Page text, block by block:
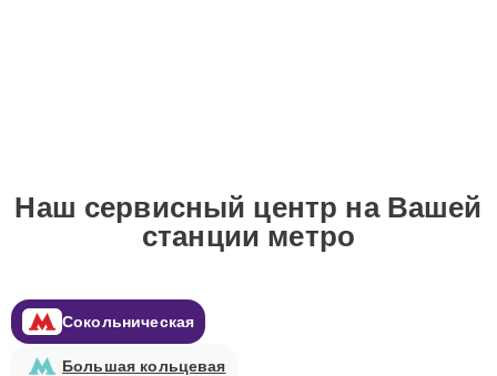
Наш сервисный центр на Вашей
станции метро
Сокольническая
Большая кольцевая